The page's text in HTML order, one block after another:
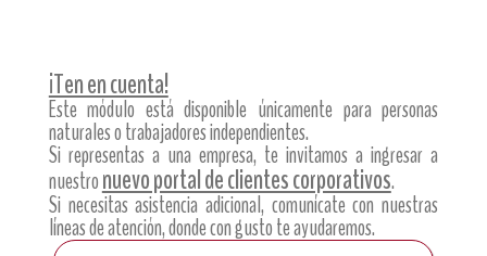
¡Ten en cuenta!
Este módulo está disponible únicamente para personas
naturales o trabajadores independientes.
Si representas a una empresa, te invitamos a ingresar a
nuestronuevo portal de clientes corporativos.
Si necesitas asistencia adicional, comunícate con nuestras
líneas de atención, donde con gusto te ayudaremos.